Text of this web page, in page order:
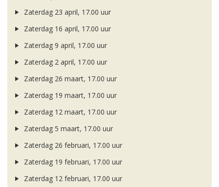
Zaterdag 23 april, 17.00 uur
Zaterdag 16 april, 17.00 uur
Zaterdag 9 april, 17.00 uur
Zaterdag 2 april, 17.00 uur
Zaterdag 26 maart, 17.00 uur
Zaterdag 19 maart, 17.00 uur
Zaterdag 12 maart, 17.00 uur
Zaterdag 5 maart, 17.00 uur
Zaterdag 26 februari, 17.00 uur
Zaterdag 19 februari, 17.00 uur
Zaterdag 12 februari, 17.00 uur